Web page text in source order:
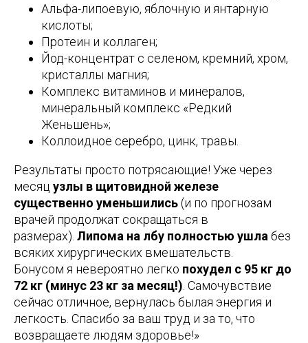
Альфа-липоевую, яблочную и янтарную
кислоты;
Протеин и коллаген;
Йод-концентрат с селеном, кремний, хром,
кристаллы магния;
Комплекс витаминов и минералов,
минеральный комплекс «Редкий
Женьшень»;
Коллоидное серебро, цинк, травы.
Результаты просто потрясающие! Уже через
месяц узлы в щитовидной железе
существенно уменьшились(и по прогнозам
врачей продолжат сокращаться в
размерах). Липома на лбу полностью ушла без
всяких хирургических вмешательств.
Бонусом я невероятно легко похудел с 95 кг до
72 кг (минус 23 кг за месяц!) . Самочувствие
сейчас отличное, вернулась былая энергия и
легкость. Спасибо за ваш труд и за то, что
возвращаете людям здоровье!»